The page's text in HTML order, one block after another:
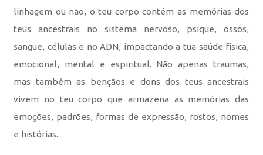
linhagem ou não, o teu corpo contém as memórias dos
teus ancestrais no sistema nervoso, psique, ossos,
sangue, células e no ADN, impactando a tua saúde física,
emocional, mental e espiritual. Não apenas traumas,
mas também as bençãos e dons dos teus ancestrais
vivem no teu corpo que armazena as memórias das
emoções, padrões, formas de expressão, rostos, nomes
e histórias.